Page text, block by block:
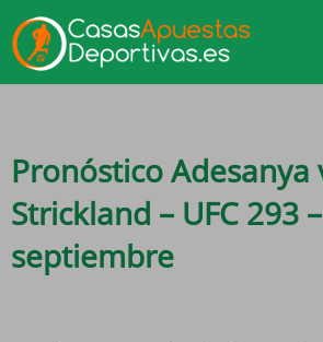
Pronóstico Adesanya
Strickland – UFC 293
septiembre